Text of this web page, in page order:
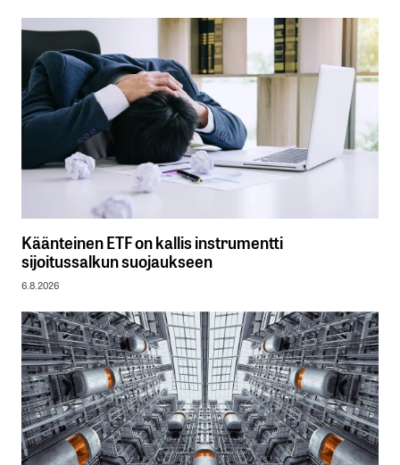
Käänteinen ETF on kallis instrumentti
sijoitussalkun suojaukseen
6.8.2026